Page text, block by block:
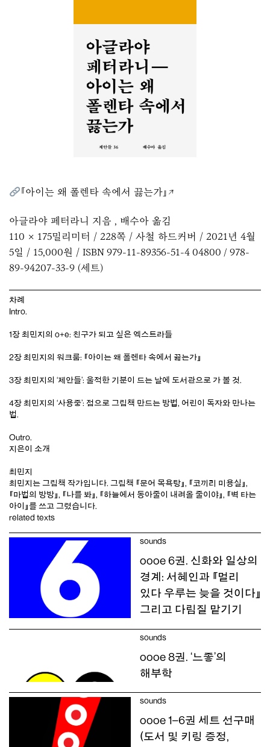
『아이는 왜 폴렌타 속에서 끓는가』↗︎
아글라야 페터라니 지음 , 배수아 옮김
110 × 175밀리미터 / 228쪽 / 사철 하드커버 / 2021년 4월
5일 / 15,000원 / ISBN 979-11-89356-51-4 04800 / 978-
89-94207-33-9 (세트)
차례
Intro.
1장 최민지의 o+e: 친구가 되고 싶은 엑스트라들
2장 최민지의 워크룸: 『아이는 왜 폴렌타 속에서 끓는가』
3장 최민지의 ‘제안들’: 울적한 기분이 드는 날에 도서관으로 가 볼 것.
4장 최민지의 ‘사용중’: 점으로 그림책 만드는 방법, 어린이 독자와 만나는
법.
Outro.
지은이 소개
최민지
최민지는 그림책 작가입니다. 그림책 『문어 목욕탕』, 『코끼리 미용실』,
『마법의 방방』, 『나를 봐』, 『하늘에서 동아줄이 내려올 줄이야』, 『벽 타는
아이』를 쓰고 그렸습니다.
related texts
sounds
oooe 6권. 신화와 일상의
경계: 서혜인과 『멀리
있다 우루는 늦을 것이다』
그리고 다림질 맡기기
sounds
oooe 8권. ‘느좋’의
해부학
sounds
oooe 1–6권 세트 선구매
(도서 및 키링 증정,